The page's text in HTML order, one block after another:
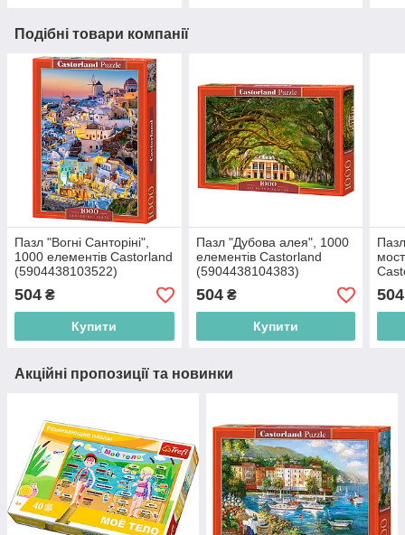
Подібні товари компанії
Пазл "Вогні Санторіні",
1000 елементів Castorland
(5904438103522)
504 ₴
Купити
Пазл "Дубова алея", 1000
елементів Castorland
(5904438104383)
504₴
Купити
504
Акційні пропозиції та новинки